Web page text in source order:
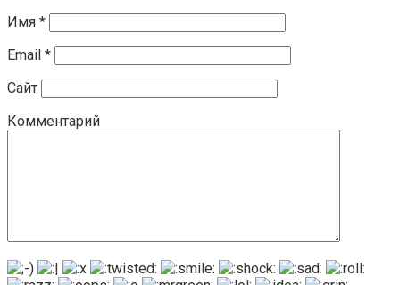
Имя *
Email *
Сайт
Комментарий